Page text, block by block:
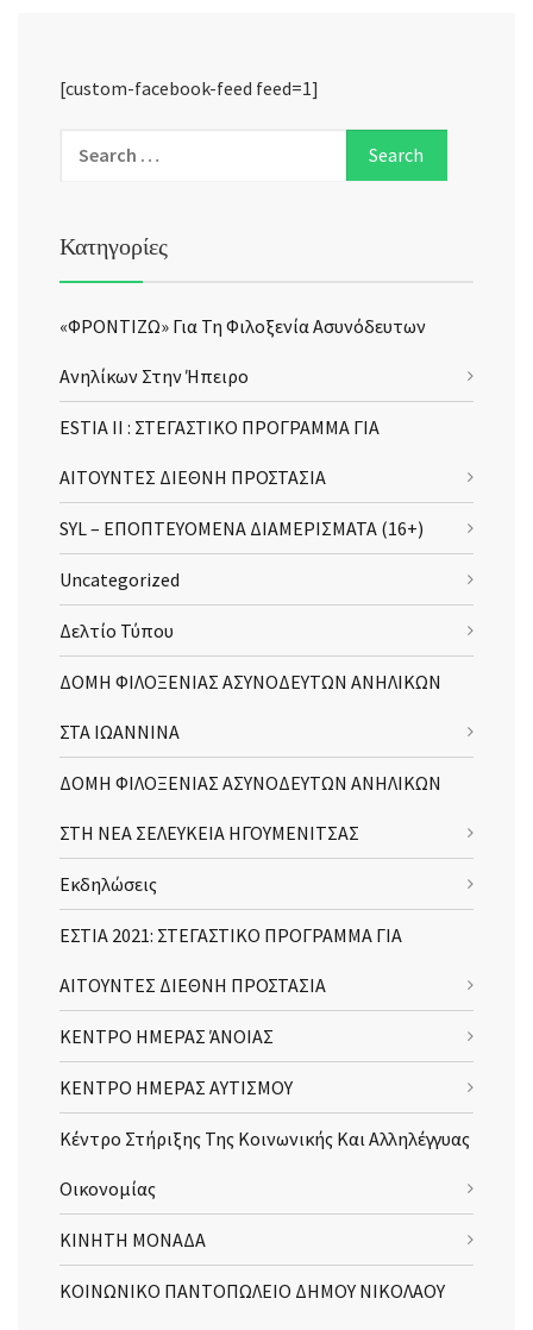
[custom-facebook-feed feed=1]
Κατηγορίες
«ΦΡΟΝΤΙΖΩ» Για Τη Φιλοξενία Ασυνόδευτων
Ανηλίκων Στην Ήπειρο
ESTIA II : ΣΤΕΓΑΣΤΙΚΟ ΠΡΟΓΡΑΜΜΑ ΓΙΑ
ΑΙΤΟΥΝΤΕΣ ΔΙΕΘΝΗ ΠΡΟΣΤΑΣΙΑ
SYL – ΕΠΟΠΤΕΥΟΜΕΝΑ ΔΙΑΜΕΡΙΣΜΑΤΑ (16+)
Uncategorized
Δελτίο Τύπου
ΔΟΜΗ ΦΙΛΟΞΕΝΙΑΣ ΑΣΥΝΟΔΕΥΤΩΝ ΑΝΗΛΙΚΩΝ
ΣΤΑ ΙΩΑΝΝΙΝΑ
ΔΟΜΗ ΦΙΛΟΞΕΝΙΑΣ ΑΣΥΝΟΔΕΥΤΩΝ ΑΝΗΛΙΚΩΝ
ΣΤΗ ΝΕΑ ΣΕΛΕΥΚΕΙΑ ΗΓΟΥΜΕΝΙΤΣΑΣ
Εκδηλώσεις
ΕΣΤΙΑ 2021: ΣΤΕΓΑΣΤΙΚΟ ΠΡΟΓΡΑΜΜΑ ΓΙΑ
ΑΙΤΟΥΝΤΕΣ ΔΙΕΘΝΗ ΠΡΟΣΤΑΣΙΑ
ΚΕΝΤΡΟ ΗΜΕΡΑΣ ΆΝΟΙΑΣ
ΚΕΝΤΡΟ ΗΜΕΡΑΣ ΑΥΤΙΣΜΟΥ
Κέντρο Στήριξης Της Κοινωνικής Και Αλληλέγγυας
Οικονομίας
ΚΙΝΗΤΗ ΜΟΝΑΔΑ
ΚΟΙΝΩΝΙΚΟ ΠΑΝΤΟΠΩΛΕΙΟ ΔΗΜΟΥ ΝΙΚΟΛΑΟΥ